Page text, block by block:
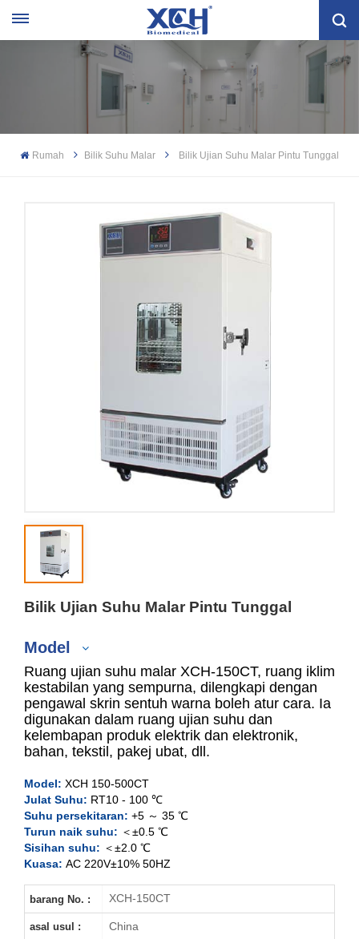
Rumah Bilik Suhu Malar Bilik Ujian Suhu Malar Pintu Tunggal
Bilik Ujian Suhu Malar Pintu Tunggal
Model
XCH-150CT
XCH-250CT
XCH-400CT
XCH-500CT
Ruang ujian suhu malar XCH-150CT, ruang iklim
kestabilan yang sempurna, dilengkapi dengan
pengawal skrin sentuh warna boleh atur cara. Ia
digunakan dalam ruang ujian suhu dan
kelembapan produk elektrik dan elektronik,
bahan, tekstil, pakej ubat, dll.
Model: XCH 150-500CT
Julat Suhu: RT10 - 100 ℃
Suhu persekitaran: +5 ～ 35 ℃
Turun naik suhu: ＜±0.5 ℃
Sisihan suhu: ＜±2.0 ℃
Kuasa: AC 220V±10% 50HZ
barang No. : XCH-150CT
asal usul : China